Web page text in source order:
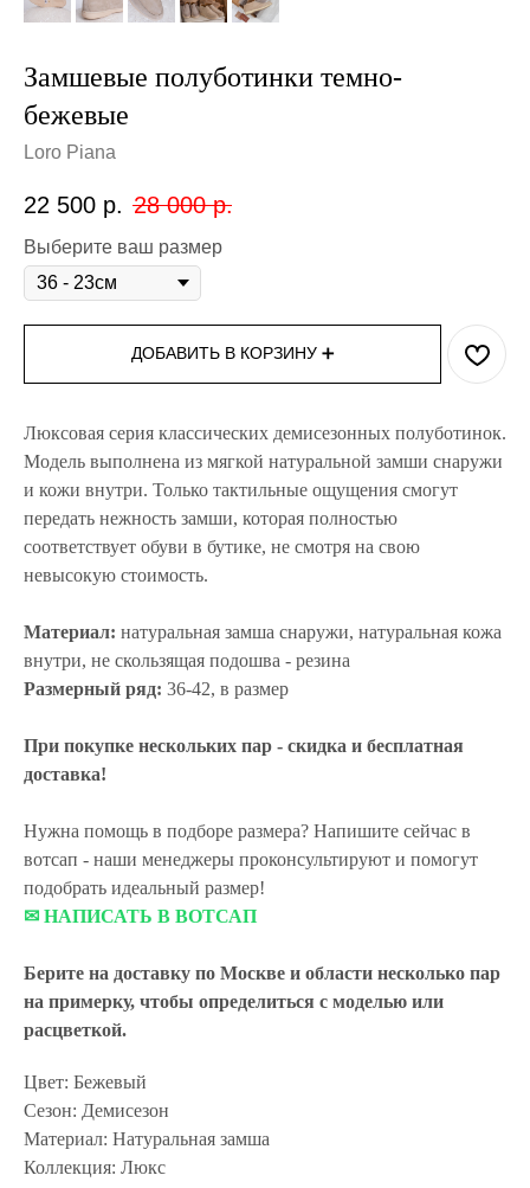
Замшевые полуботинки темно-
бежевые
Loro Piana
22 500 р. 28 000 р.
Выберите ваш размер
ДОБАВИТЬ В КОРЗИНУ ➕
Люксовая серия классических демисезонных полуботинок.
Модель выполнена из мягкой натуральной замши снаружи
и кожи внутри. Только тактильные ощущения смогут
передать нежность замши, которая полностью
соответствует обуви в бутике, не смотря на свою
невысокую стоимость.
Материал: натуральная замша снаружи, натуральная кожа
внутри, не скользящая подошва - резина
Размерный ряд: 36-42, в размер
При покупке нескольких пар - скидка и бесплатная
доставка!
Нужна помощь в подборе размера? Напишите сейчас в
вотсап - наши менеджеры проконсультируют и помогут
подобрать идеальный размер!
✉ НАПИСАТЬ В ВОТСАП
Берите на доставку по Москве и области несколько пар
на примерку, чтобы определиться с моделью или
расцветкой.
Цвет: Бежевый
Сезон: Демисезон
Материал: Натуральная замша
Коллекция: Люкс